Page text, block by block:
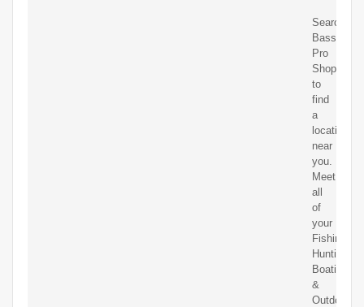
Search
Bass
Pro
Shops
to
find
a
location
near
you.
Meet
all
of
your
Fishing,
Hunting,
Boating
&
Outdoor